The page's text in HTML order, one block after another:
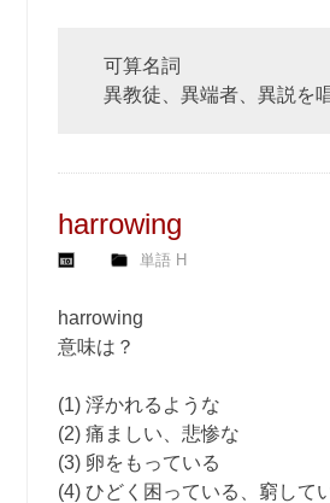
可算名詞
異教徒、異端者、異説を
harrowing
単語 H
harrowing
意味は？
(1) 浮かれるような
(2) 痛ましい、悲惨な
(3) 卵をもっている
(4) ひどく困っている、窮して